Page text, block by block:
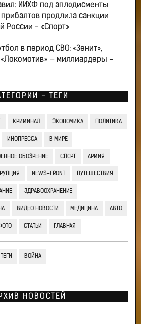
ИИХФ под аплодисменты
продлила санкции
России - «Спорт»
в период СВО: «Зенит»,
«Локомотив» — миллиардеры -
- ТЕГИ
КРИМИНАЛ ЭКОНОМИКА ПОЛИТИКА
ИНОПРЕССА В МИРЕ
ОБОЗРЕНИЕ СПОРТ АРМИЯ
NEWS-FRONT ПУТЕШЕСТВИЯ
ЗДРАВООХРАНЕНИЕ
ВИДЕО НОВОСТИ МЕДИЦИНА АВТО
СТАТЬИ ГЛАВНАЯ
ТЕГИ ВОЙНА
НОВОСТЕЙ